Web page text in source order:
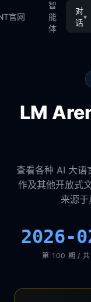
官网
智
能
体
对
话
▾
LM
查看各种 AI 大语
作及其他开放式
来源于
2026-
第 100 期 /